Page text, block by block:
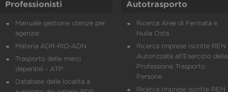
Professionisti
Manuale gestione utenze per
agenzie
Materia ADR-RID-ADN
Trasporto delle merci
deperibili - ATP
Database delle località a
Autotrasporto
Ricerca Aree di Fermata e
Nulla Osta
Ricerca Imprese Iscritte REN
Autorizzate all'Esercizio della
Professione Trasporto
Persone
Ricerca Imprese iscritte REN